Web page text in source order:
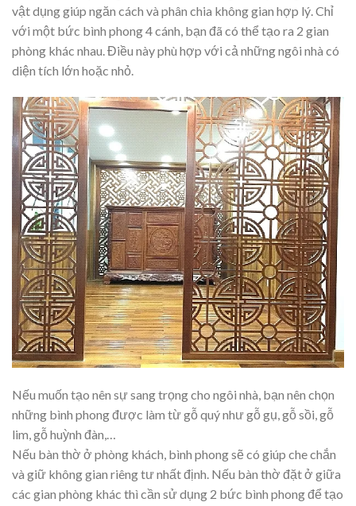
vật dụng giúp ngăn cách và phân chia không gian hợp lý. Chỉ
với một bức bình phong 4 cánh, bạn đã có thể tạo ra 2 gian
phòng khác nhau. Điều này phù hợp với cả những ngôi nhà có
diện tích lớn hoặc nhỏ.
Nếu muốn tạo nên sự sang trọng cho ngôi nhà, bạn nên chọn
những bình phong được làm từ gỗ quý như gỗ gụ, gỗ sồi, gỗ
lim, gỗ huỳnh đàn,…
Nếu bàn thờ ở phòng khách, bình phong sẽ có giúp che chắn
và giữ không gian riêng tư nhất định. Nếu bàn thờ đặt ở giữa
các gian phòng khác thì cần sử dụng 2 bức bình phong để tạo